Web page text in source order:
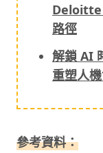
Deloitte
路徑
解鎖 AI
重塑人
參考資料：